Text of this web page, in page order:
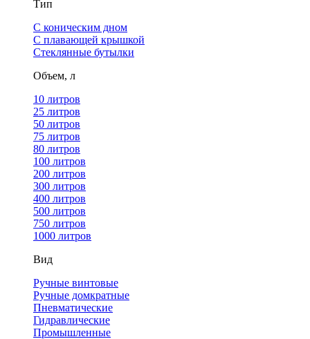
Тип
С коническим дном
С плавающей крышкой
Стеклянные бутылки
Объем, л
10 литров
25 литров
50 литров
75 литров
80 литров
100 литров
200 литров
300 литров
400 литров
500 литров
750 литров
1000 литров
Вид
Ручные винтовые
Ручные домкратные
Пневматические
Гидравлические
Промышленные